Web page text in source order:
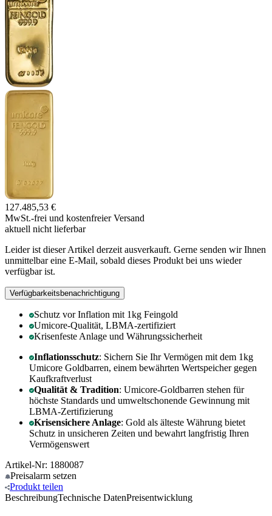
127.485,53 €
MwSt.-frei und kostenfreier Versand
aktuell nicht lieferbar
Leider ist dieser Artikel derzeit ausverkauft. Gerne senden wir Ihnen
unmittelbar eine E-Mail, sobald dieses Produkt bei uns wieder
verfügbar ist.
Verfügbarkeitsbenachrichtigung
Schutz vor Inflation mit 1kg Feingold
Umicore-Qualität, LBMA-zertifiziert
Krisenfeste Anlage und Währungssicherheit
Inflationsschutz: Sichern Sie Ihr Vermögen mit dem 1kg
Umicore Goldbarren, einem bewährten Wertspeicher gegen
Kaufkraftverlust
Qualität & Tradition: Umicore-Goldbarren stehen für
höchste Standards und umweltschonende Gewinnung mit
LBMA-Zertifizierung
Krisensichere Anlage: Gold als älteste Währung bietet
Schutz in unsicheren Zeiten und bewahrt langfristig Ihren
Vermögenswert
Artikel-Nr: 1880087
Preisalarm setzen
Produkt teilen
BeschreibungTechnische DatenPreisentwicklung